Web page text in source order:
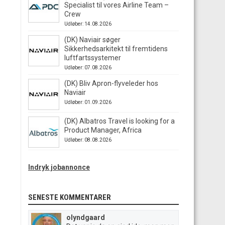
Specialist til vores Airline Team –
Crew
Udløber: 14.08.2026
(DK) Naviair søger
Sikkerhedsarkitekt til fremtidens
luftfartssystemer
Udløber: 07.08.2026
(DK) Bliv Apron-flyveleder hos
Naviair
Udløber: 01.09.2026
(DK) Albatros Travel is looking for a
Product Manager, Africa
Udløber: 08.08.2026
Indryk jobannonce
SENESTE KOMMENTARER
olyndgaard